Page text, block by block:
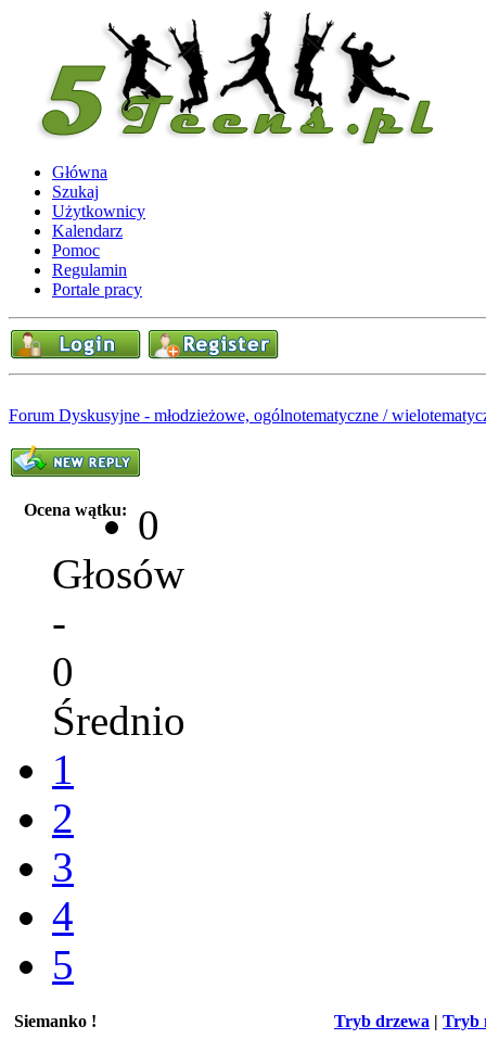
Główna
Szukaj
Użytkownicy
Kalendarz
Pomoc
Regulamin
Portale pracy
Forum Dyskusyjne - młodzieżowe, ogólnotematyczne /
Ocena wątku:
0
Głosów
-
0
Średnio
1
2
3
4
5
Tryb drzewa | Tryb
Siemanko !